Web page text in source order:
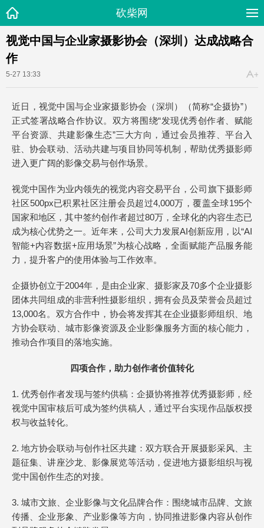
砍柴网
视觉中国与企业家摄影协会（深圳）达成战略合
作
5-27 13:33
近日，视觉中国与企业家摄影协会（深圳）（简称“企摄协”）
正式签署战略合作协议。双方将围绕“发现优秀创作者、赋能
平台资源、共建影像生态”三大方向，通过会员推荐、平台入
驻、协会联动、活动共建与项目协同等机制，帮助优秀摄影师
进入更广阔的影像交易与创作场景。
视觉中国作为业内领先的视觉内容交易平台，公司旗下摄影师
社区500px已积累社区注册会员超过4,000万，覆盖全球195个
国家和地区，其中签约创作者超过80万，全球化的内容生态已
成为核心优势之一。近年来，公司大力发展AI创新应用，以“AI
智能+内容数据+应用场景”为核心战略，全面赋能产品服务能
力，提升客户的使用体验与工作效率。
企摄协创立于2004年，是由企业家、摄影家及70多个企业摄影
团体共同组成的非营利性摄影组织，拥有会员及荣誉会员超过
13,000名。双方合作中，协会将发挥其在企业摄影师组织、地
方协会联动、城市影像资源及企业影像服务方面的核心能力，
推动合作项目的落地实施。
四项合作，助力创作者价值转化
1. 优秀创作者发现与签约供稿：企摄协将推荐优秀摄影师，经
视觉中国审核后可成为签约供稿人，通过平台实现作品版权授
权与收益转化。
2. 地方协会联动与创作社区共建：双方联合开展摄影采风、主
题征集、讲座沙龙、影像展览等活动，促进地方摄影组织与视
觉中国创作生态的对接。
3. 城市文旅、企业影像与文化品牌合作：围绕城市品牌、文旅
传播、企业形象、产业影像等方向，协同推进影像内容从创作